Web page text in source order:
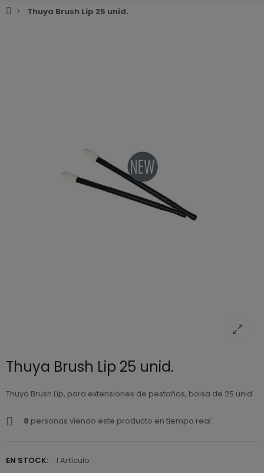
Thuya Brush Lip 25 unid.
Thuya Brush Lip 25 unid.
Thuya Brush Lip, para extensiones de pestañas, bolsa de 25 unid.
8 personas viendo este producto en tiempo real
EN STOCK: 1 Artículo